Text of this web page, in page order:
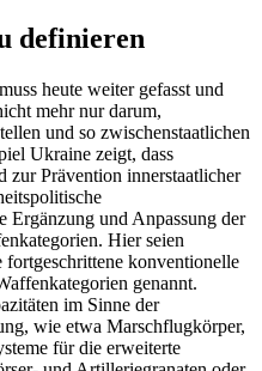
definieren
heute weiter gefasst und
mehr nur darum,
und so zwischenstaatlichen
Ukraine zeigt, dass
zur Prävention innerstaatlicher
Ergänzung und Anpassung der
Hier seien
konventionelle
genannt.
im Sinne der
wie etwa Marschflugkörper,
für die erweiterte